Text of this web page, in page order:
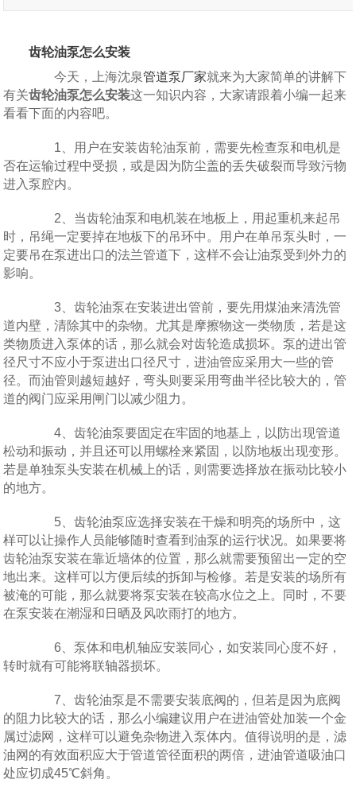
齿轮油泵怎么安装
今天，上海沈泉管道泵厂家就来为大家简单的讲解下
有关齿轮油泵怎么安装这一知识内容，大家请跟着小编一起来
看看下面的内容吧。
1、用户在安装齿轮油泵前，需要先检查泵和电机是
否在运输过程中受损，或是因为防尘盖的丢失破裂而导致污物
进入泵腔内。
2、当齿轮油泵和电机装在地板上，用起重机来起吊
时，吊绳一定要掉在地板下的吊环中。用户在单吊泵头时，一
定要吊在泵进出口的法兰管道下，这样不会让油泵受到外力的
影响。
3、齿轮油泵在安装进出管前，要先用煤油来清洗管
道内壁，清除其中的杂物。尤其是摩擦物这一类物质，若是这
类物质进入泵体的话，那么就会对齿轮造成损坏。泵的进出管
径尺寸不应小于泵进出口径尺寸，进油管应采用大一些的管
径。而油管则越短越好，弯头则要采用弯曲半径比较大的，管
道的阀门应采用闸门以减少阻力。
4、齿轮油泵要固定在牢固的地基上，以防出现管道
松动和振动，并且还可以用螺栓来紧固，以防地板出现变形。
若是单独泵头安装在机械上的话，则需要选择放在振动比较小
的地方。
5、齿轮油泵应选择安装在干燥和明亮的场所中，这
样可以让操作人员能够随时查看到油泵的运行状况。如果要将
齿轮油泵安装在靠近墙体的位置，那么就需要预留出一定的空
地出来。这样可以方便后续的拆卸与检修。若是安装的场所有
被淹的可能，那么就要将泵安装在较高水位之上。同时，不要
在泵安装在潮湿和日晒及风吹雨打的地方。
6、泵体和电机轴应安装同心，如安装同心度不好，
转时就有可能将联轴器损坏。
7、齿轮油泵是不需要安装底阀的，但若是因为底阀
的阻力比较大的话，那么小编建议用户在进油管处加装一个金
属过滤网，这样可以避免杂物进入泵体内。值得说明的是，滤
油网的有效面积应大于管道管径面积的两倍，进油管道吸油口
处应切成45℃斜角。